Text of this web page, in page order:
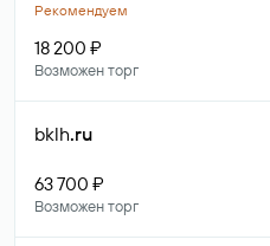
Рекомендуем
18 200 ₽
Возможен торг
bklh.ru
63 700 ₽
Возможен торг